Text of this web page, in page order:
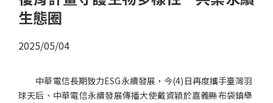
資費合約
我的帳號
生態圈
2025/05/04
中華電信長期致力ESG永續發展，今(4) 日再度攜手臺灣羽
球天后、中華電信永續發展傳播大使戴資穎於嘉義縣布袋鎮舉